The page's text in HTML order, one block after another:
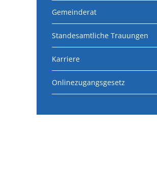
Gemeinderat
Standesamtliche Trauungen
Karriere
Onlinezugangsgesetz